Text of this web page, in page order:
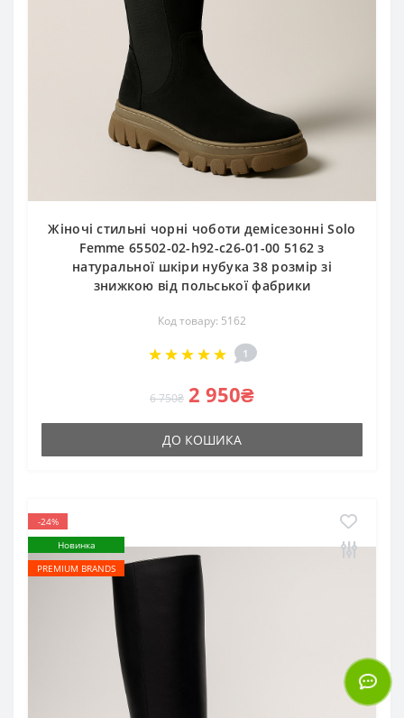
Жіночі стильні чорні чоботи демісезонні Solo
Femme 65502-02-h92-c26-01-00 5162 з
натуральної шкіри нубука 38 розмір зі
знижкою від польської фабрики
Код товару: 5162
1
6 750₴ 2 950₴
ДО КОШИКА
-24%
Новинка
PREMIUM BRANDS